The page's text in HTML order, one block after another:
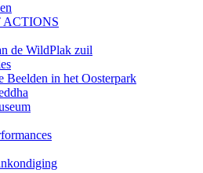
ACTIONS
de WildPlak zuil
in het Oosterpark